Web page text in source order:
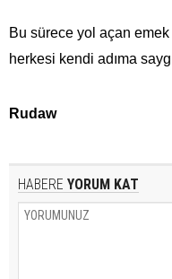
Bu sürece yol açan
herkesi kendi adıma
Rudaw
HABERE YORUM KAT